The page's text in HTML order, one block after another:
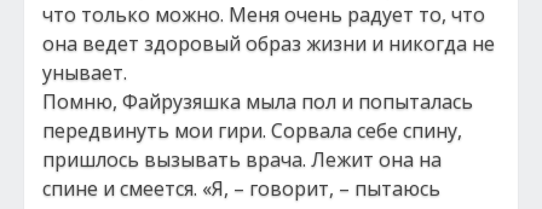
что только можно. Меня очень радует то, что
она ведет здоровый образ жизни и никогда не
унывает.
Помню, Файрузяшка мыла пол и попыталась
передвинуть мои гири. Сорвала себе спину,
пришлось вызывать врача. Лежит она на
спине и смеется. «Я, – говорит, – пытаюсь